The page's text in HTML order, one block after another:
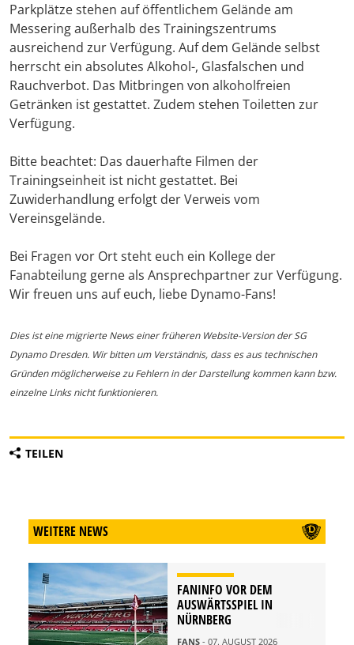
Parkplätze stehen auf öffentlichem Gelände am
Messering außerhalb des Trainingszentrums
ausreichend zur Verfügung. Auf dem Gelände selbst
herrscht ein absolutes Alkohol-, Glasfalschen und
Rauchverbot. Das Mitbringen von alkoholfreien
Getränken ist gestattet. Zudem stehen Toiletten zur
Verfügung.
Bitte beachtet: Das dauerhafte Filmen der
Trainingseinheit ist nicht gestattet. Bei
Zuwiderhandlung erfolgt der Verweis vom
Vereinsgelände.
Bei Fragen vor Ort steht euch ein Kollege der
Fanabteilung gerne als Ansprechpartner zur Verfügung.
Wir freuen uns auf euch, liebe Dynamo-Fans!
Dies ist eine migrierte News einer früheren Website-Version der SG
Dynamo Dresden. Wir bitten um Verständnis, dass es aus technischen
Gründen möglicherweise zu Fehlern in der Darstellung kommen kann bzw.
einzelne Links nicht funktionieren.
TEILEN
WEITERE NEWS
FANINFO VOR DEM
AUSWÄRTSSPIEL IN
NÜRNBERG
FANS - 07. AUGUST 2026